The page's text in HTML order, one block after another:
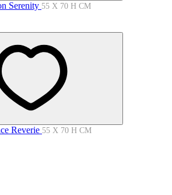
Serenity 55 X 70 H СМ
Reverie 55 X 70 H СМ